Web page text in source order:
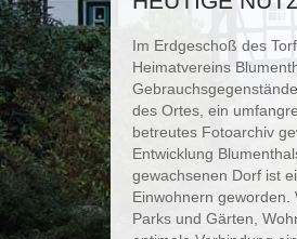
Im Erdgeschoß des
Heimatvereins
des Ortes, ein
betreutes Fotoarchiv
Entwicklung
gewachsenen Dorf ist
Einwohnern
Parks und Gärten,